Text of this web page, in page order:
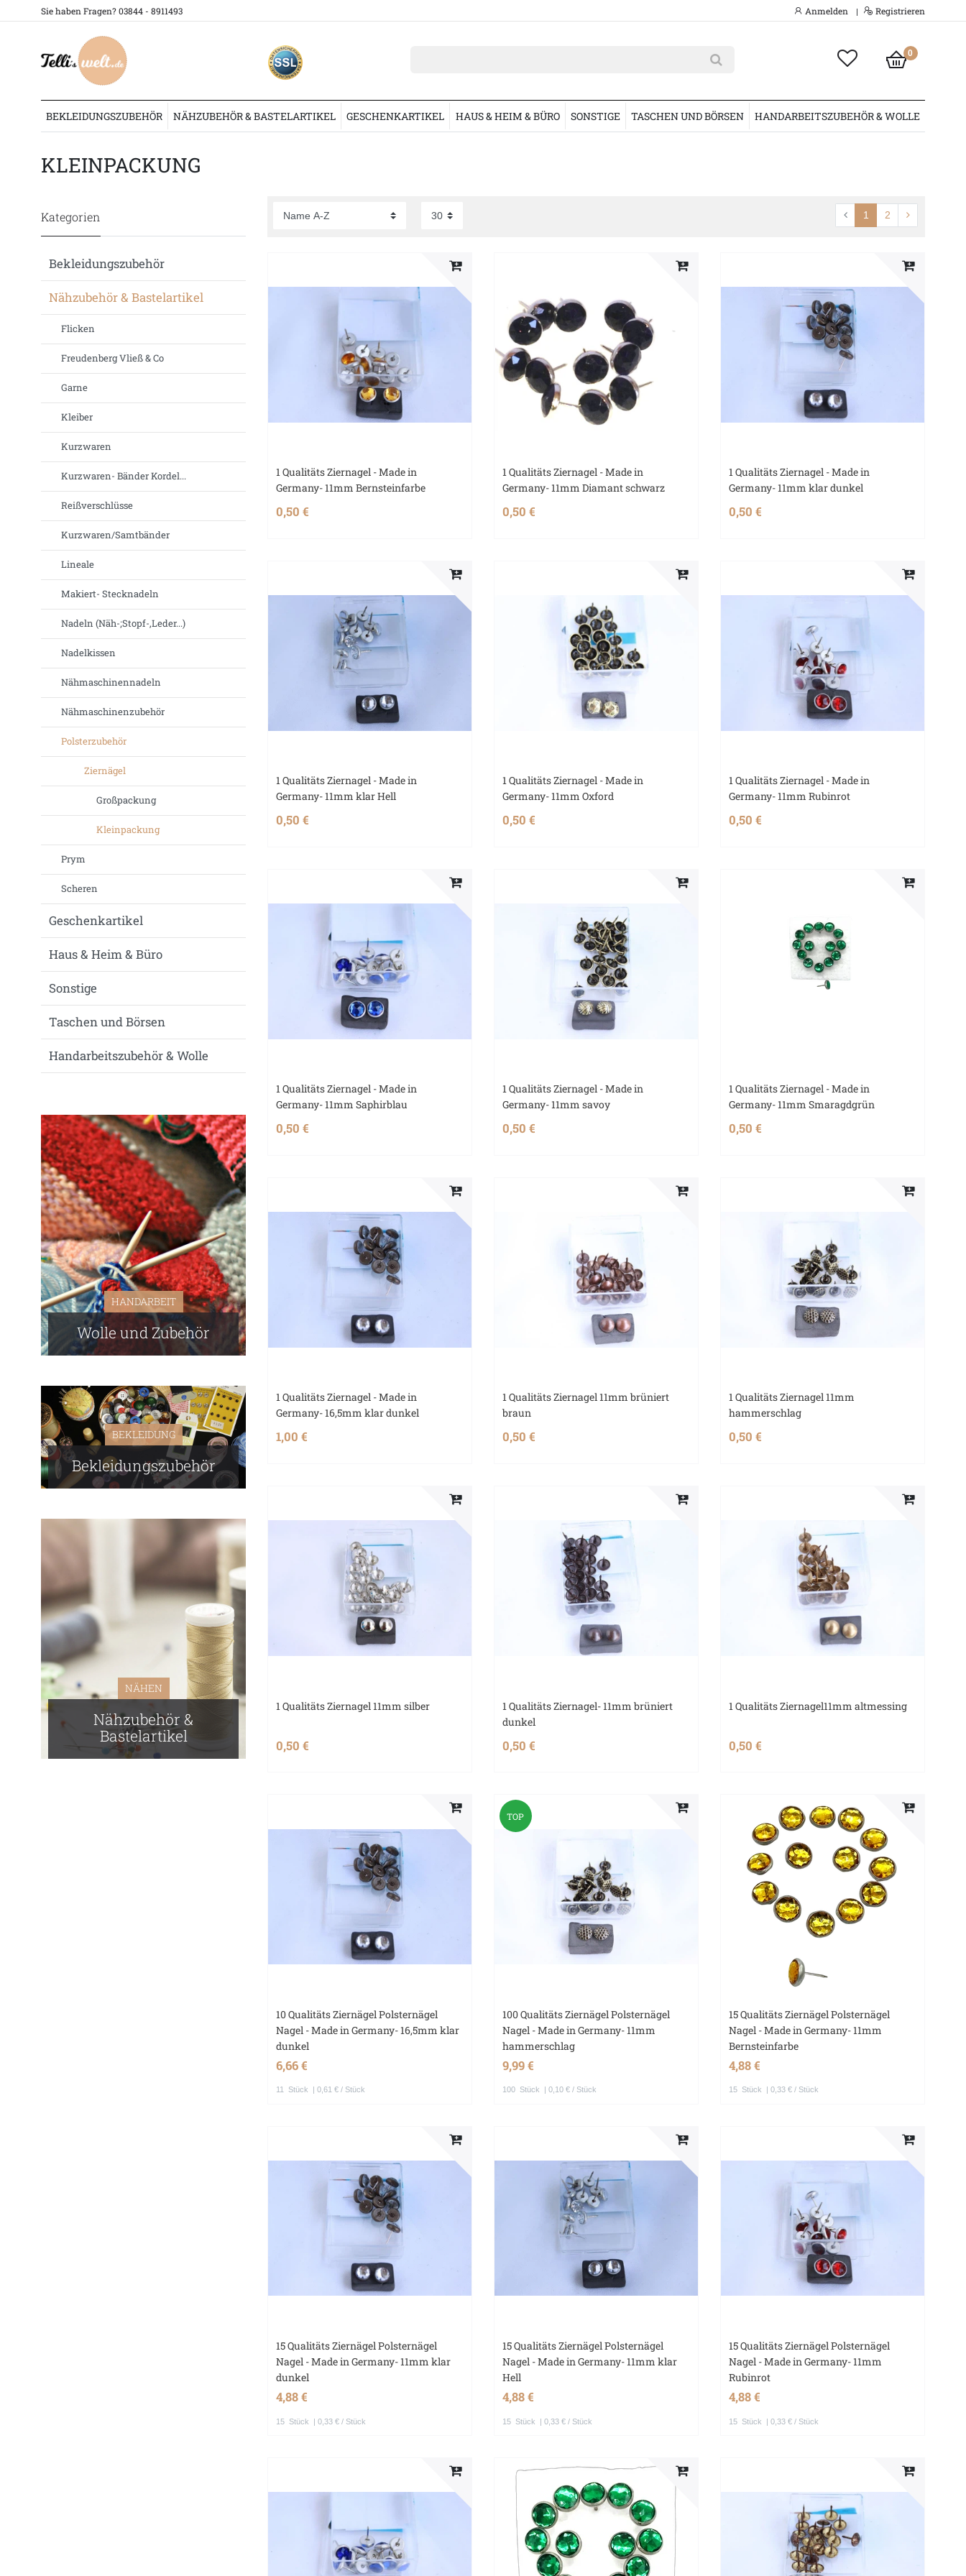
Sie haben Fragen? 03844 - 8911493 Anmelden | Registrieren
0
BEKLEIDUNGSZUBEHÖR NÄHZUBEHÖR & BASTELARTIKEL GESCHENKARTIKEL HAUS & HEIM & BÜRO SONSTIGE TASCHEN UND BÖRSEN HANDARBEITSZUBEHÖR & WOLLE
Nähzubehör & Bastelartikel Polsterzubehör Ziernägel Kleinpackung
KLEINPACKUNG
Kategorien
Bekleidungszubehör
Nähzubehör & Bastelartikel
Flicken
Freudenberg Vließ & Co
Garne
Kleiber
Kurzwaren
Kurzwaren- Bänder Kordel...
Reißverschlüsse
Kurzwaren/Samtbänder
Lineale
Makiert- Stecknadeln
Nadeln (Näh-;Stopf-,Leder...)
Nadelkissen
Nähmaschinennadeln
Nähmaschinenzubehör
Polsterzubehör
Ziernägel
Großpackung
Kleinpackung
Prym
Scheren
Geschenkartikel
Haus & Heim & Büro
Sonstige
Taschen und Börsen
Handarbeitszubehör & Wolle
HANDARBEIT
Wolle und Zubehör
BEKLEIDUNG
Bekleidungszubehör
NÄHEN
Nähzubehör &
Bastelartikel
1 2
1 Qualitäts Ziernagel - Made in
Germany- 11mm Bernsteinfarbe
0,50 €
1 Qualitäts Ziernagel - Made in
Germany- 11mm Diamant schwarz
0,50 €
1 Qualitäts Ziernagel - Made in
Germany- 11mm klar dunkel
0,50 €
1 Qualitäts Ziernagel - Made in
Germany- 11mm klar Hell
0,50 €
1 Qualitäts Ziernagel - Made in
Germany- 11mm Oxford
0,50 €
1 Qualitäts Ziernagel - Made in
Germany- 11mm Rubinrot
0,50 €
1 Qualitäts Ziernagel - Made in
Germany- 11mm Saphirblau
0,50 €
1 Qualitäts Ziernagel - Made in
Germany- 11mm savoy
0,50 €
1 Qualitäts Ziernagel - Made in
Germany- 11mm Smaragdgrün
0,50 €
1 Qualitäts Ziernagel - Made in
Germany- 16,5mm klar dunkel
1,00 €
1 Qualitäts Ziernagel 11mm brüniert
braun
0,50 €
1 Qualitäts Ziernagel 11mm
hammerschlag
0,50 €
1 Qualitäts Ziernagel 11mm silber
0,50 €
1 Qualitäts Ziernagel- 11mm brüniert
dunkel
0,50 €
1 Qualitäts Ziernagel11mm altmessing
0,50 €
10 Qualitäts Ziernägel Polsternägel
Nagel - Made in Germany- 16,5mm klar
dunkel
6,66 €
11 Stück | 0,61 € / Stück
TOP
100 Qualitäts Ziernägel Polsternägel
Nagel - Made in Germany- 11mm
hammerschlag
9,99 €
100 Stück | 0,10 € / Stück
15 Qualitäts Ziernägel Polsternägel
Nagel - Made in Germany- 11mm
Bernsteinfarbe
4,88 €
15 Stück | 0,33 € / Stück
15 Qualitäts Ziernägel Polsternägel
Nagel - Made in Germany- 11mm klar
dunkel
4,88 €
15 Stück | 0,33 € / Stück
15 Qualitäts Ziernägel Polsternägel
Nagel - Made in Germany- 11mm klar
Hell
4,88 €
15 Stück | 0,33 € / Stück
15 Qualitäts Ziernägel Polsternägel
Nagel - Made in Germany- 11mm
Rubinrot
4,88 €
15 Stück | 0,33 € / Stück